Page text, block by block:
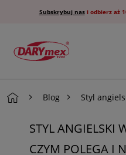
Subskrybuj nasi odbierz aż
Blog Styl
STYL ANGIELSKI
CZYM POLEGA I